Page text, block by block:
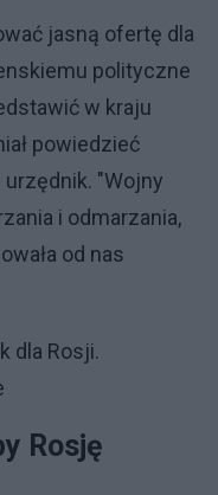
jasną ofertę dla
polityczne
w kraju
powiedzieć
"Wojny
i odmarzania,
od nas
dla Rosji.
Rosję